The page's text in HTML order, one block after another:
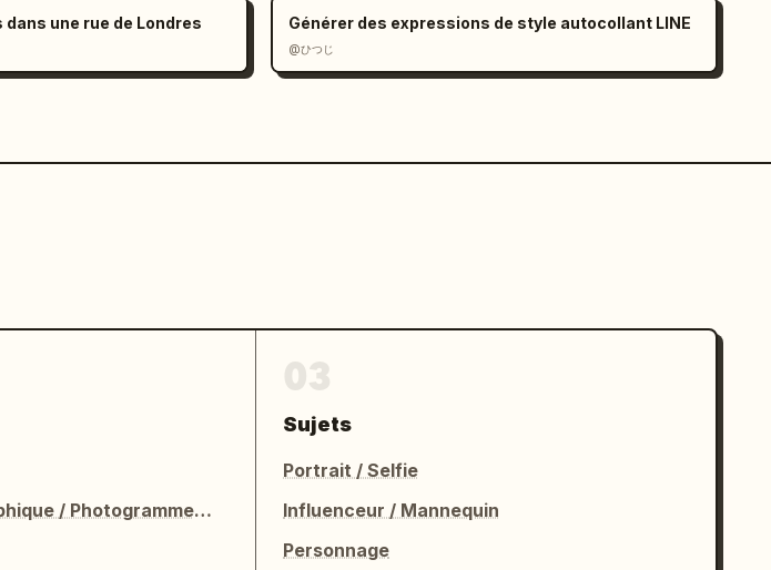
une rue de Londres Générer des expressions de style autocollant LINE
@ひつじ
Image cinématographique / Photogramme de film
Sujets
Portrait / Selfie
Influenceur / Mannequin
Personnage